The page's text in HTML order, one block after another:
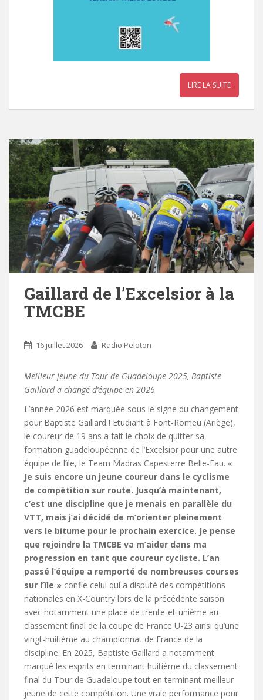
LIRE LA SUITE
Gaillard de l’Excelsior à la
TMCBE
16 juillet 2026 Radio Peloton
Meilleur jeune du Tour de Guadeloupe 2025, Baptiste
Gaillard a changé d’équipe en 2026
L’année 2026 est marquée sous le signe du changement
pour Baptiste Gaillard ! Etudiant à Font-Romeu (Ariège),
le coureur de 19 ans a fait le choix de quitter sa
formation guadeloupéenne de l’Excelsior pour une autre
équipe de l’île, le Team Madras Capesterre Belle-Eau. «
Je suis encore un jeune coureur dans le cyclisme
de compétition sur route. Jusqu’à maintenant,
c’est une discipline que je menais en parallèle du
VTT, mais j’ai décidé de m’orienter pleinement
vers le bitume pour le prochain exercice. Je pense
que rejoindre la TMCBE va m’aider dans ma
progression en tant que coureur cycliste. L’an
passé l’équipe a remporté de nombreuses courses
sur l’île » confie celui qui a disputé des compétitions
nationales en X-Country lors de la précédente saison
avec notamment une place de trente-et-unième au
classement final de la coupe de France U-23 ainsi qu’une
vingt-huitième au championnat de France de la
discipline. En 2025, Baptiste Gaillard a notamment
marqué les esprits en terminant huitième du classement
final du Tour de Guadeloupe tout en terminant meilleur
jeune de cette compétition. Une vraie performance pour